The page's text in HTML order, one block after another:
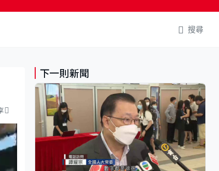
搜尋
下一則新聞